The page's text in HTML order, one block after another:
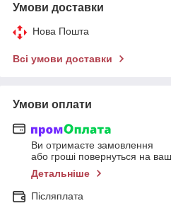
Умови доставки
Нова Пошта
Всі умови доставки
Умови оплати
Ви отримаєте замовлення
або гроші повернуться на
Детальніше
Післяплата